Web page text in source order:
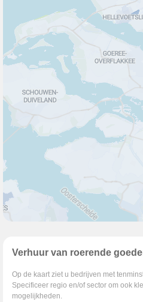
Verhuur van roerende
Op de kaart ziet u bedrijven met
Specificeer regio en/of sector om ook
mogelijkheden.